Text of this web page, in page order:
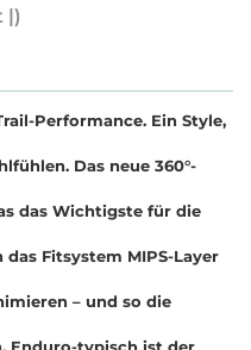
|)
Performance. Ein Style,
Das neue 360°-
das Wichtigste für die
Fitsystem MIPS-Layer
– und so die
Enduro-typisch ist der